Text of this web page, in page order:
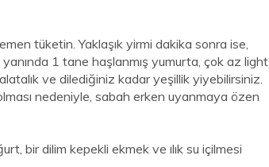
tüketin. Yaklaşık yirmi dakika sonra ise,
1 tane haşlanmış yumurta, çok az light
ve dilediğiniz kadar yeşillik yiyebilirsiniz.
nedeniyle, sabah erken uyanmaya özen
bir dilim kepekli ekmek ve ılık su içilmesi